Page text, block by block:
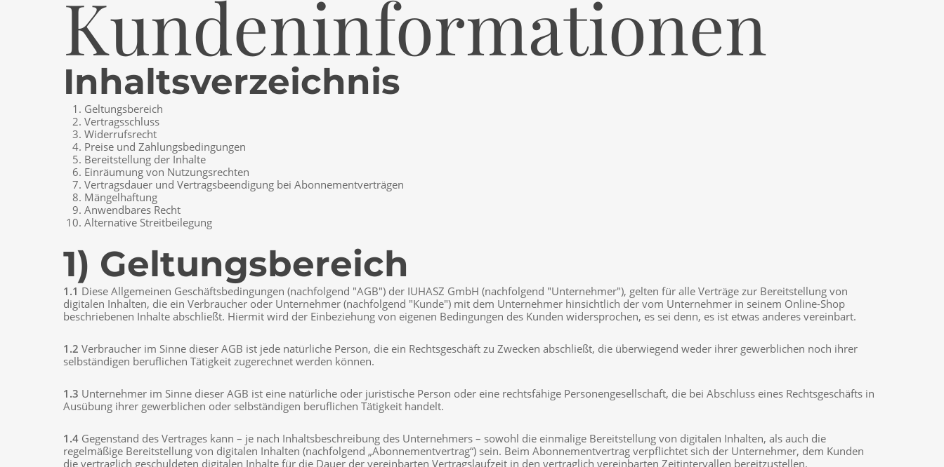
Kundeninformationen
Inhaltsverzeichnis
Geltungsbereich
Vertragsschluss
Widerrufsrecht
Preise und Zahlungsbedingungen
Bereitstellung der Inhalte
Einräumung von Nutzungsrechten
Vertragsdauer und Vertragsbeendigung bei Abonnementverträgen
Mängelhaftung
Anwendbares Recht
Alternative Streitbeilegung
1) Geltungsbereich
1.1 Diese Allgemeinen Geschäftsbedingungen (nachfolgend "AGB") der IUHASZ GmbH (nachfolgend "Unternehmer"), gelten für alle Verträge zur Bereitstellung von
digitalen Inhalten, die ein Verbraucher oder Unternehmer (nachfolgend "Kunde") mit dem Unternehmer hinsichtlich der vom Unternehmer in seinem Online-Shop
beschriebenen Inhalte abschließt. Hiermit wird der Einbeziehung von eigenen Bedingungen des Kunden widersprochen, es sei denn, es ist etwas anderes vereinbart.
1.2 Verbraucher im Sinne dieser AGB ist jede natürliche Person, die ein Rechtsgeschäft zu Zwecken abschließt, die überwiegend weder ihrer gewerblichen noch ihrer
selbständigen beruflichen Tätigkeit zugerechnet werden können.
1.3 Unternehmer im Sinne dieser AGB ist eine natürliche oder juristische Person oder eine rechtsfähige Personengesellschaft, die bei Abschluss eines Rechtsgeschäfts in
Ausübung ihrer gewerblichen oder selbständigen beruflichen Tätigkeit handelt.
1.4 Gegenstand des Vertrages kann – je nach Inhaltsbeschreibung des Unternehmers – sowohl die einmalige Bereitstellung von digitalen Inhalten, als auch die
regelmäßige Bereitstellung von digitalen Inhalten (nachfolgend „Abonnementvertrag“) sein. Beim Abonnementvertrag verpflichtet sich der Unternehmer, dem Kunden
die vertraglich geschuldeten digitalen Inhalte für die Dauer der vereinbarten Vertragslaufzeit in den vertraglich vereinbarten Zeitintervallen bereitzustellen.